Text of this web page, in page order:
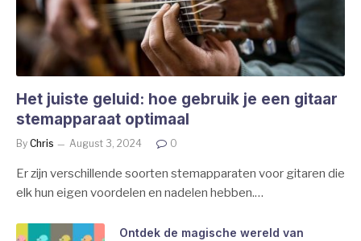
Het juiste geluid: hoe gebruik je een gitaar
stemapparaat optimaal
By Chris August 3, 2024 0
Er zijn verschillende soorten stemapparaten voor gitaren die
elk hun eigen voordelen en nadelen hebben.…
Ontdek de magische wereld van